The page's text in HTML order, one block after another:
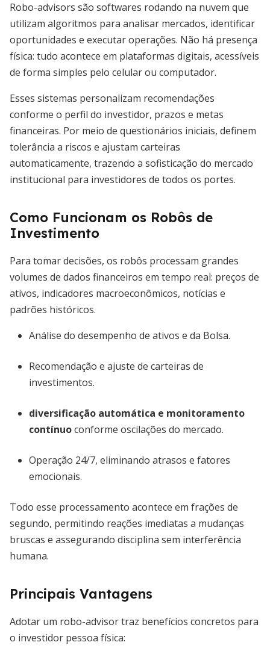
Robo-advisors são softwares rodando na nuvem que
utilizam algoritmos para analisar mercados, identificar
oportunidades e executar operações. Não há presença
física: tudo acontece em plataformas digitais, acessíveis
de forma simples pelo celular ou computador.
Esses sistemas personalizam recomendações
conforme o perfil do investidor, prazos e metas
financeiras. Por meio de questionários iniciais, definem
tolerância a riscos e ajustam carteiras
automaticamente, trazendo a sofisticação do mercado
institucional para investidores de todos os portes.
Como Funcionam os Robôs de
Investimento
Para tomar decisões, os robôs processam grandes
volumes de dados financeiros em tempo real: preços de
ativos, indicadores macroeconômicos, notícias e
padrões históricos.
Análise do desempenho de ativos e da Bolsa.
Recomendação e ajuste de carteiras de
investimentos.
diversificação automática e monitoramento
contínuoconforme oscilações do mercado.
Operação 24/7, eliminando atrasos e fatores
emocionais.
Todo esse processamento acontece em frações de
segundo, permitindo reações imediatas a mudanças
bruscas e assegurando disciplina sem interferência
humana.
Principais Vantagens
Adotar um robo-advisor traz benefícios concretos para
o investidor pessoa física: